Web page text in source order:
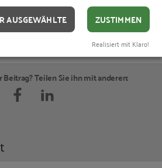
Hinweise
mit-papiermenschen.jpg
classroom.jpg
Teilen Sie ihn mit anderen:
AUSGEWÄHLTE ZUSTIMMEN
Realisiert mit Klaro!